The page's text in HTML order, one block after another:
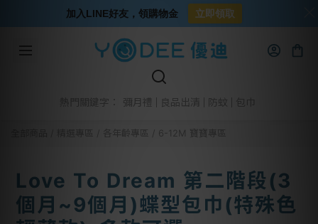
熱門關鍵字： 彌月禮 良品出清 防蚊
各年齡專區 6-12M 寶寶專區
Love To Dream 第二階段(3
個月~9個月)蝶型包巾(特殊色
加入LINE好友，領購物金 立即領取